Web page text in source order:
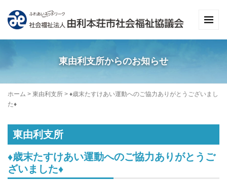
東由利支所からのお知らせ
ホーム > 東由利支所 > ♦歳末たすけあい運動へのご協力ありがとうございまし
た♦
東由利支所
♦歳末たすけあい運動へのご協力ありがとうご
ざいました♦